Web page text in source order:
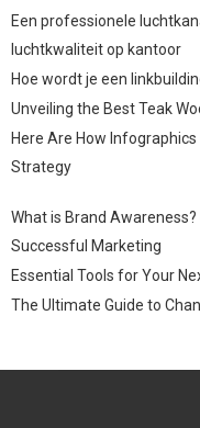
Een professionele
luchtkwaliteit op kantoor
Hoe wordt je een
Unveiling the Best Teak
Here Are How
Strategy
What is Brand
Successful Marketing
Essential Tools for Your
The Ultimate Guide to